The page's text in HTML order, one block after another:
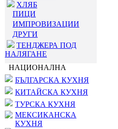
ХЛЯБ
ПИЦИ
ИМПРОВИЗАЦИИ
ДРУГИ
ТЕНДЖЕРА ПОД
НАЛЯГАНЕ
НАЦИОНАЛНА
БЪЛГАРСКА КУХНЯ
КИТАЙСКА КУХНЯ
ТУРСКА КУХНЯ
МЕКСИКАНСКА
КУХНЯ